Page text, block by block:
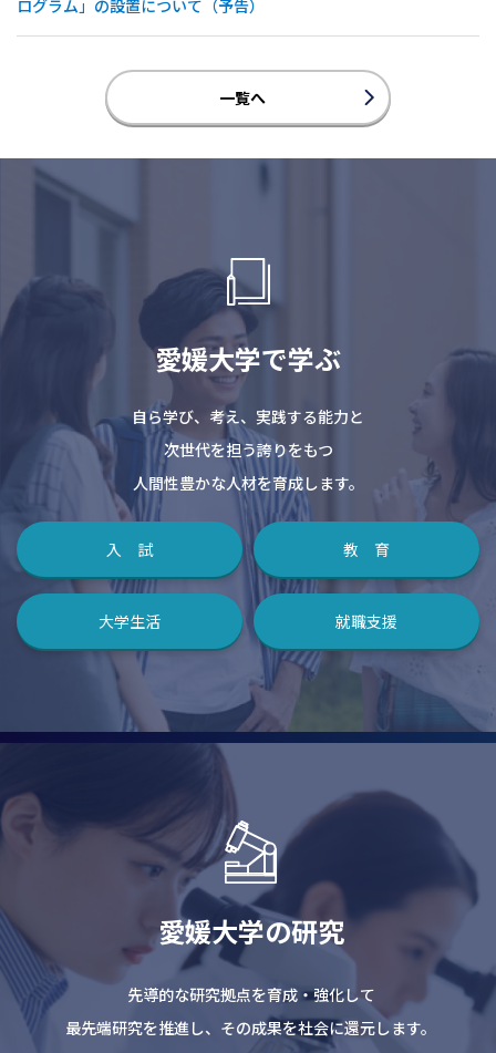
愛媛大学で学ぶ
自ら学び、考え、実践する能力と
次世代を担う誇りをもつ
人間性豊かな人材を育成します。
入 試 教 育
大学生活 就職支援
一覧へ
ログラム」の設置について（予告）
愛媛大学の研究
先導的な研究拠点を育成・強化して
最先端研究を推進し、その成果を社会に還元します。